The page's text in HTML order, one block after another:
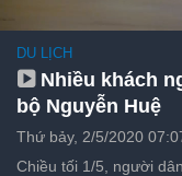
DU LỊCH
Nhiều khách
bộ Nguyễn Huệ
Thứ bảy, 2/5/2020
Chiều tối 1/5, người